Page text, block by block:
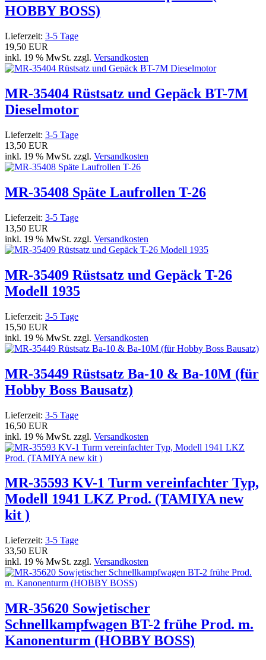
HOBBY BOSS)
Lieferzeit: 3-5 Tage
19,50 EUR
inkl. 19 % MwSt. zzgl. Versandkosten
MR-35404 Rüstsatz und Gepäck BT-7M
Dieselmotor
Lieferzeit: 3-5 Tage
13,50 EUR
inkl. 19 % MwSt. zzgl. Versandkosten
MR-35408 Späte Laufrollen T-26
Lieferzeit: 3-5 Tage
13,50 EUR
inkl. 19 % MwSt. zzgl. Versandkosten
MR-35409 Rüstsatz und Gepäck T-26
Modell 1935
Lieferzeit: 3-5 Tage
15,50 EUR
inkl. 19 % MwSt. zzgl. Versandkosten
MR-35449 Rüstsatz Ba-10 & Ba-10M (für
Hobby Boss Bausatz)
Lieferzeit: 3-5 Tage
16,50 EUR
inkl. 19 % MwSt. zzgl. Versandkosten
MR-35593 KV-1 Turm vereinfachter Typ,
Modell 1941 LKZ Prod. (TAMIYA new
kit )
Lieferzeit: 3-5 Tage
33,50 EUR
inkl. 19 % MwSt. zzgl. Versandkosten
MR-35620 Sowjetischer
Schnellkampfwagen BT-2 frühe Prod. m.
Kanonenturm (HOBBY BOSS)